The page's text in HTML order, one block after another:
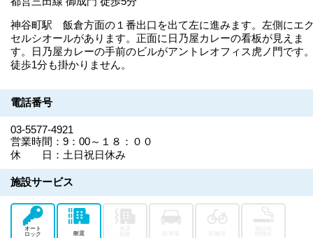
神谷町駅 飯倉方面の１番出口を出て左に進みます。左側にエ
セルシオールがあります。正面に日乃屋カレーの看板が見えま
す。日乃屋カレーの手前のビルがアントレオフィス虎ノ門です
徒歩1分も掛かりません。
電話番号
03-5577-4921
営業時間：9：00～１８：００
休 日：土日祝日休み
施設サービス
オート
ロック
耐震